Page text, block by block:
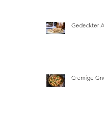
Gedeckter
Cremige